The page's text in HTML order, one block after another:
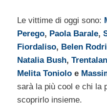
Le vittime di oggi sono:
Perego, Paola Barale,
Fiordaliso, Belen
Natalia Bush,
Melita Toniolo e
sarà la più cool e chi la
scoprirlo insieme.